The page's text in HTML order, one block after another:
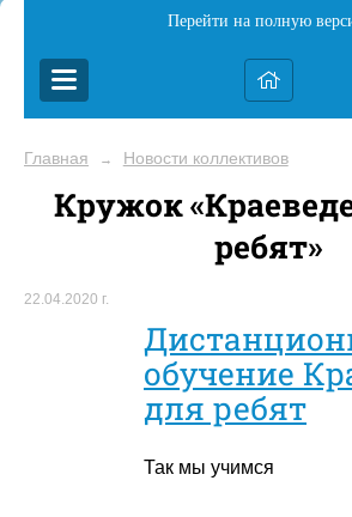
Перейти на полную
Главная → Новости коллективов
Кружок
ребят»
22.04.2020 г.
обучение
для ребят
Так мы учимся